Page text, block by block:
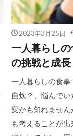
2023年3月25日
一人暮らし
の挑戦と成長
一人暮らしの食事
自炊？、悩んで
変かも知れません
も考えることが